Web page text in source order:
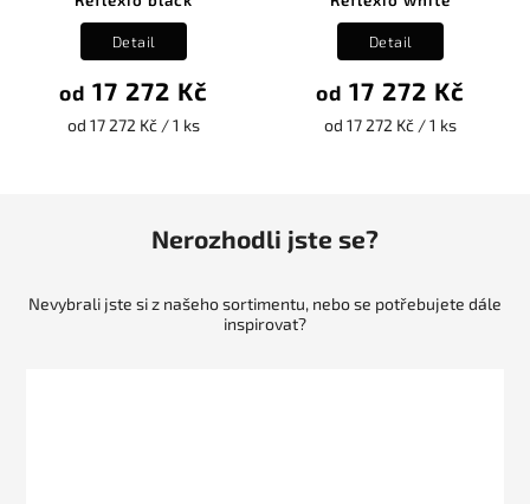
od 17 272 Kč
od 17 272 Kč / 1 ks
Detail
od 17 272 Kč
od 17 272 Kč / 1 ks
Detail
Nerozhodli jste se?
Nevybrali jste si z našeho sortimentu, nebo se potřebujete dále
inspirovat?